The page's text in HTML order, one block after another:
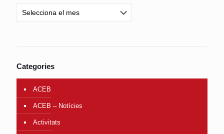
Categories
ACEB
ACEB – Notícies
Activitats